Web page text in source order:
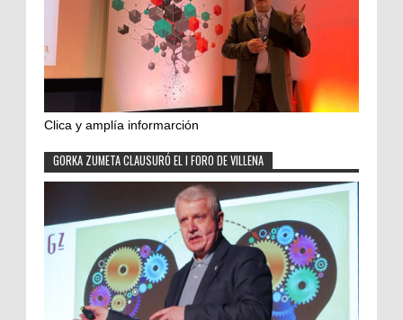
Clica y amplía informarción
GORKA ZUMETA CLAUSURÓ EL I FORO DE VILLENA